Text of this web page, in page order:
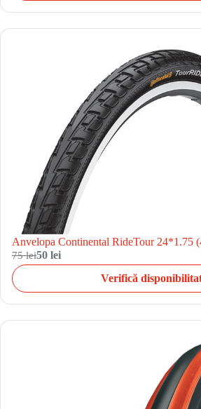
Anvelopa Continental RideTour 24*1.75
75 lei50 lei
Verifică